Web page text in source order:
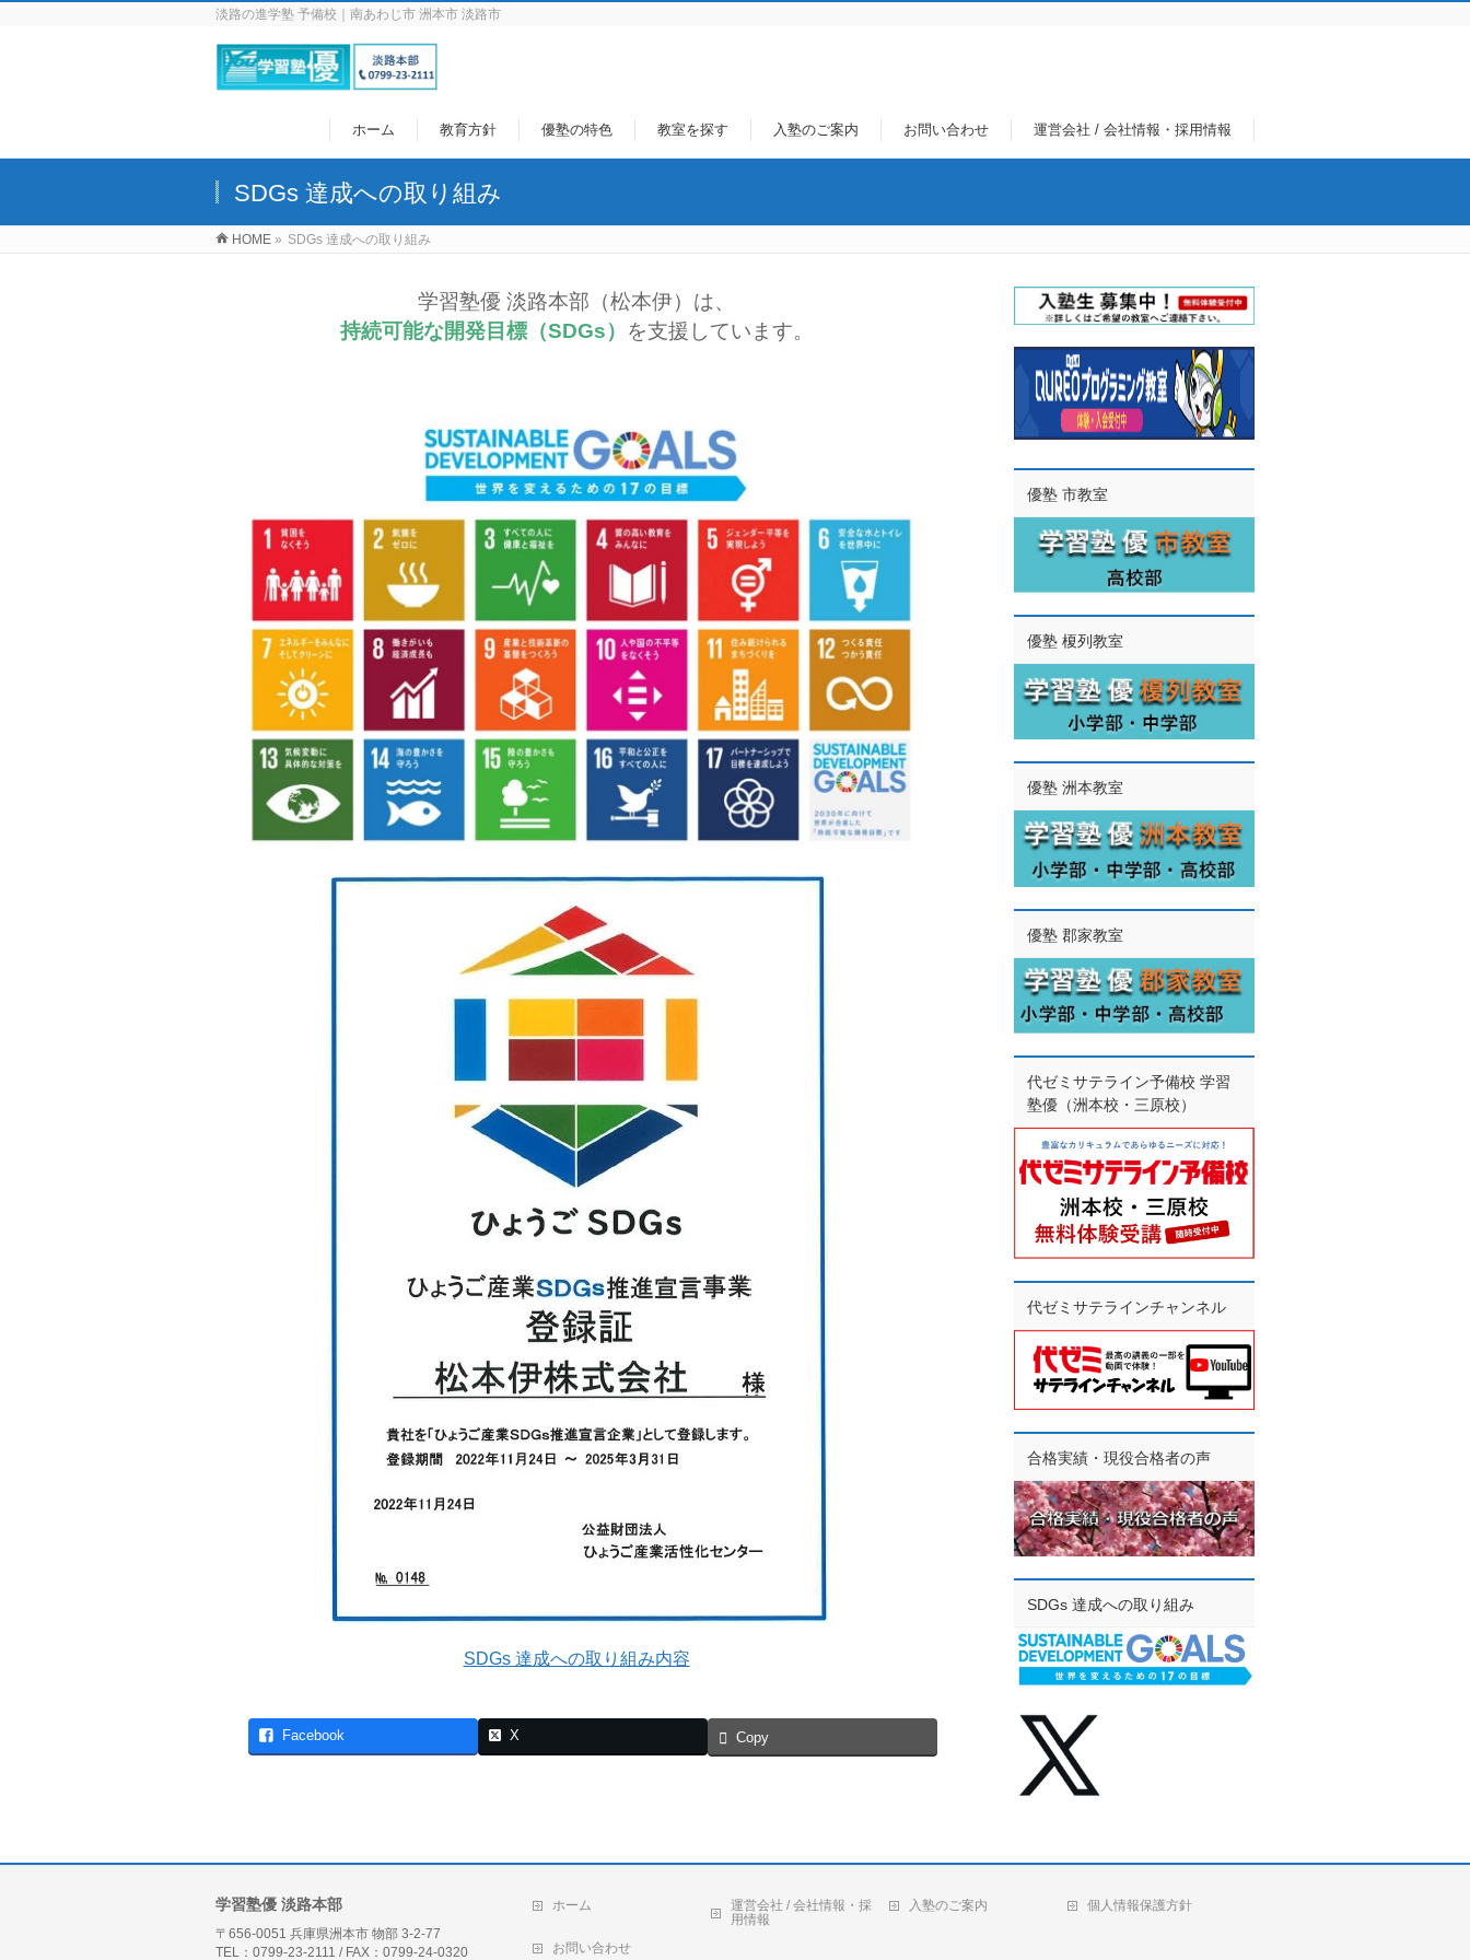
淡路の進学塾 予備校｜南あわじ市 洲本市 淡路市
ホーム 教育方針 優塾の特色 教室を探す 入塾のご案内 お問い合わせ 運営会社 / 会社情報・採用情報
SDGs 達成への取り組み
HOME » SDGs 達成への取り組み
学習塾優 淡路本部（松本伊）は、
持続可能な開発目標（SDGs）
を支援しています。
SDGs 達成への取り組み内容
Facebook X Copy
優塾 市教室
優塾 榎列教室
優塾 洲本教室
優塾 郡家教室
代ゼミサテライン予備校 学習
塾優（洲本校・三原校）
代ゼミサテラインチャンネル
合格実績・現役合格者の声
SDGs 達成への取り組み
学習塾優 淡路本部
〒656-0051 兵庫県洲本市 物部 3-2-77
TEL：0799-23-2111 / FAX：0799-24-0320
ホーム
運営会社 / 会社情報・採
用情報
入塾のご案内 個人情報保護方針
お問い合わせ